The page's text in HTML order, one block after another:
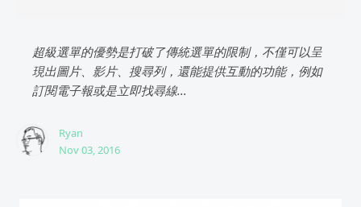
超級選單的優勢是打破了傳統選單的限制，不僅可以呈
現出圖片、影片、搜尋列，還能提供互動的功能，例如
訂閱電子報或是立即找尋線...
Ryan
Nov 03, 2016